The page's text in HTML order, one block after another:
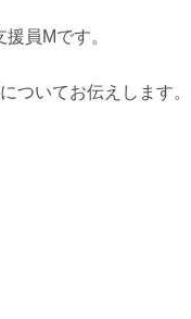
員Mです。
ついてお伝えします。